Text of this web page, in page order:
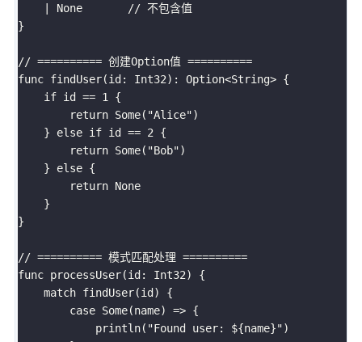
    | None       // 不包含值
}
// ========== 创建Option值 ==========
func findUser(id: Int32): Option<String> {
    if id == 1 {
        return Some("Alice")
    } else if id == 2 {
        return Some("Bob")
    } else {
        return None
    }
}
// ========== 模式匹配处理 ==========
func processUser(id: Int32) {
    match findUser(id) {
        case Some(name) => {
            println("Found user: ${name}")